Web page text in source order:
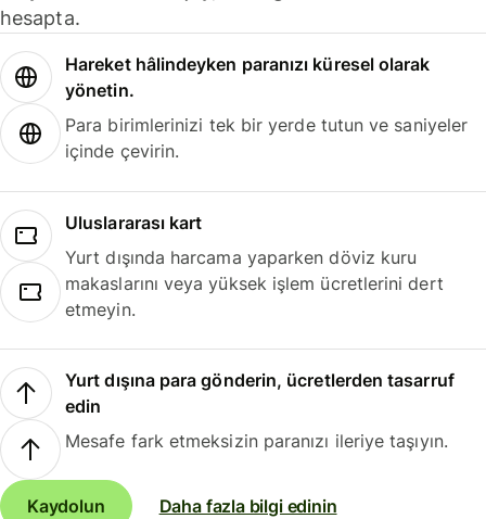
hesapta.
Hareket hâlindeyken paranızı küresel olarak
yönetin.
Para birimlerinizi tek bir yerde tutun ve saniyeler
içinde çevirin.
Uluslararası kart
Yurt dışında harcama yaparken döviz kuru
makaslarını veya yüksek işlem ücretlerini dert
etmeyin.
Yurt dışına para gönderin, ücretlerden tasarruf
edin
Mesafe fark etmeksizin paranızı ileriye taşıyın.
Kaydolun Daha fazla bilgi edinin